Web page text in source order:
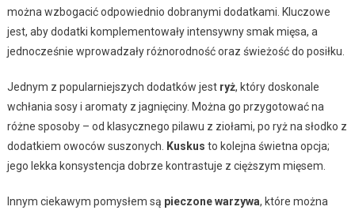
można wzbogacić odpowiednio dobranymi dodatkami. Kluczowe
jest, aby dodatki komplementowały intensywny smak mięsa, a
jednocześnie wprowadzały różnorodność oraz świeżość do posiłku.
Jednym z popularniejszych dodatków jest ryż, który doskonale
wchłania sosy i aromaty z jagnięciny. Można go przygotować na
różne sposoby – od klasycznego pilawu z ziołami, po ryż na słodko z
dodatkiem owoców suszonych.
Kuskus to kolejna świetna opcja;
jego lekka konsystencja dobrze kontrastuje z cięższym mięsem.
Innym ciekawym pomysłem są pieczone warzywa, które można